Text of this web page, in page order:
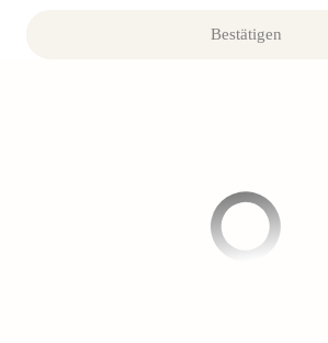
Bestätigen